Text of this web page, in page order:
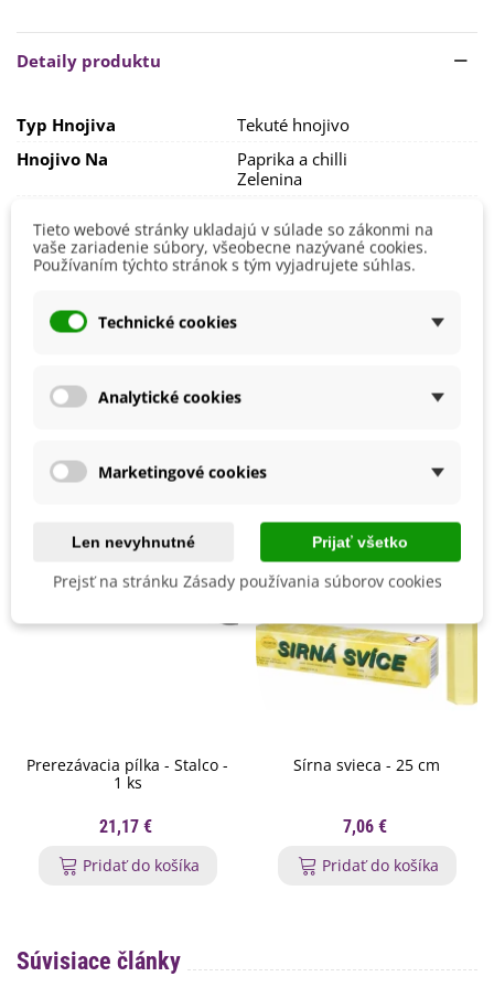
Detaily produktu
Typ Hnojiva
Tekuté hnojivo
Hnojivo Na
Paprika a chilli
Zelenina
Veľkosť Balenia
500 ml
Vhodné Na Ekologické Pestovanie
Zloženie
Prerezávacia pílka - Stalco -
1 ks
21,17 €
Pridať do košíka
Sírna svieca - 25 cm
7,06 €
Pridať do košíka
Súvisiace články
Tieto webové stránky ukladajú v súlade so zákonmi na
vaše zariadenie súbory, všeobecne nazývané cookies.
Používaním týchto stránok s tým vyjadrujete súhlas.
Technické cookies
Analytické cookies
Marketingové cookies
Len nevyhnutné Prijať všetko
Prejsť na stránku Zásady používania súborov cookies